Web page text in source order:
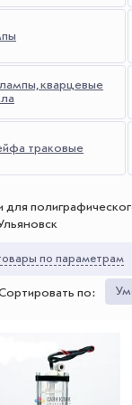
кварцевые
траковые
для
по параметрам
по: